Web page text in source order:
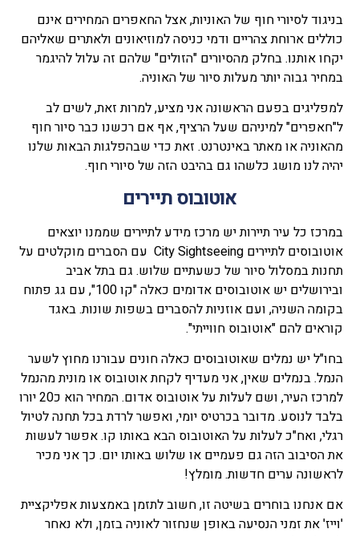
בניגוד לסיורי חוף של האוניות, אצל החאפרים המחירים אינם
כוללים ארוחת צהריים ודמי כניסה למוזיאונים ולאתרים שאליהם
יקחו אותנו. בחלק מהסיורים "הזולים" שלהם זה עלול להיגמר
במחיר גבוה יותר מעלות סיור של האוניה.
למפליגים בפעם הראשונה אני מציע, למרות זאת, לשים לב
ל"חאפרים" למיניהם שעל הרציף, אף אם רכשנו כבר סיור חוף
מהאוניה או מאתר באינטרנט. זאת כדי שבהפלגות הבאות שלנו
יהיה לנו מושג כלשהו גם בהיבט הזה של סיורי חוף.
אוטובוס תיירים
במרכז כל עיר תיירות יש מרכז מידע לתיירים שממנו יוצאים
אוטובוסים לתיירים City Sightseeing עם הסברים מוקלטים על
תחנות במסלול סיור של כשעתיים שלוש. גם בתל אביב
ובירושלים יש אוטובוסים אדומים כאלה "קו 100", עם גג פתוח
בקומה השניה, ועם אוזניות להסברים בשפות שונות. באגד
קוראים להם "אוטובוס חווייתי".
בחו"ל יש נמלים שאוטובוסים כאלה חונים עבורנו מחוץ לשער
הנמל. בנמלים שאין, אני מעדיף לקחת אוטובוס או מונית מהנמל
למרכז העיר, ושם לעלות על אוטובוס אדום. המחיר הוא כ20 יורו
בלבד לנוסע. מדובר בכרטיס יומי, ואפשר לרדת בכל תחנה לטיול
רגלי, ואח"כ לעלות על האוטובוס הבא באותו קו. אפשר לעשות
את הסיבוב הזה גם פעמיים או שלוש באותו יום. כך אני מכיר
לראשונה ערים חדשות. מומלץ!
אם אנחנו בוחרים בשיטה זו, חשוב לתזמן באמצעות אפליקציית
'וייז' את זמני הנסיעה באופן שנחזור לאוניה בזמן, ולא נאחר